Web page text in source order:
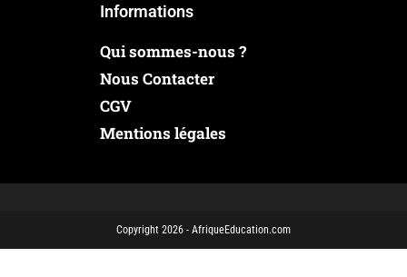
Informations
Qui sommes-nous ?
Nous Contacter
CGV
Mentions légales
Copyright 2026 - AfriqueEducation.com